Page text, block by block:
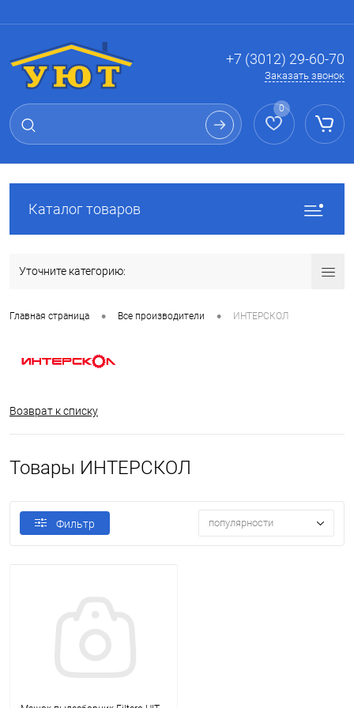
+7 (3012) 29-60-70
Заказать звонок
0
Каталог товаров
Уточните категорию:
Главная страница • Все производители • ИНТЕРСКОЛ
Возврат к списку
Товары ИНТЕРСКОЛ
Фильтр популярности